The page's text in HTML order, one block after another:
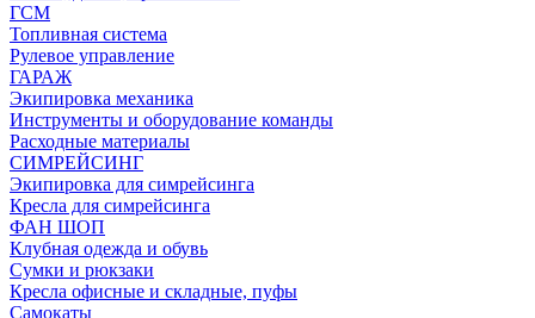
ГСМ
Топливная система
Рулевое управление
ГАРАЖ
Экипировка механика
Инструменты и оборудование команды
Расходные материалы
СИМРЕЙСИНГ
Экипировка для симрейсинга
Кресла для симрейсинга
ФАН ШОП
Клубная одежда и обувь
Сумки и рюкзаки
Кресла офисные и складные, пуфы
Самокаты